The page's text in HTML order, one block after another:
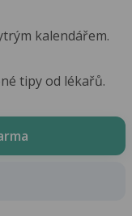
kalendářem.
tipy od lékařů.